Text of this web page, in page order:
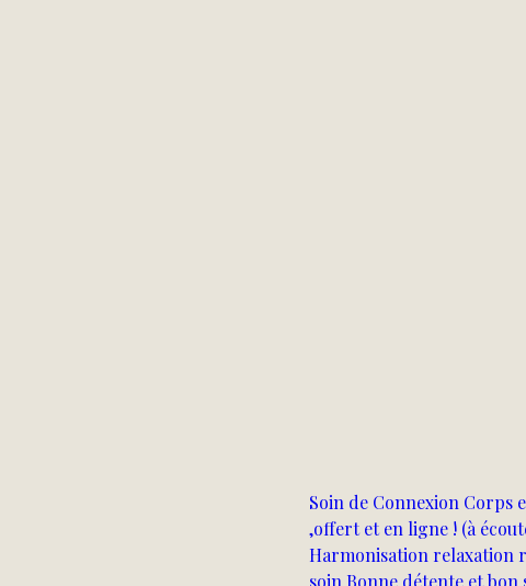
Soin de Connexion Corps
,offert et en ligne ! (à
Harmonisation relaxation
soin Bonne détente et bon